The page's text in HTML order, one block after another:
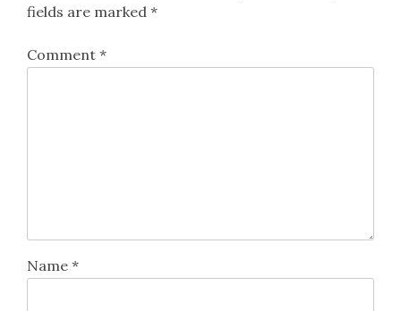
fields are marked *
Comment *
Name *